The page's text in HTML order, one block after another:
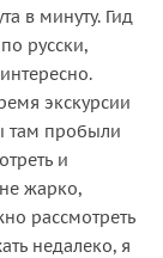
в минуту. Гид
русски,
экскурсии
там пробыли
и
жарко,
рассмотреть
недалеко, я